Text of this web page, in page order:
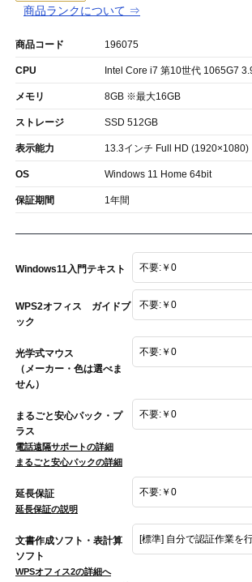
商品ランクについて ⇒
商品コード 196075
CPU Intel Core i7 第10世代 1065G7
メモリ 8GB ※最大16GB
ストレージ SSD 512GB
表示能力 13.3インチ Full HD (1920×1080)
OS Windows 11 Home 64bit
保証期間 1年間
Windows11入門テキスト
WPS2オフィス ガイドブ
ック
光学式マウス
（メーカー・色は選べま
せん）
まるごと安心パック・プ
ラス
電話遠隔サポートの詳細
まるごと安心パックの詳細
延長保証
延長保証の説明
文書作成ソフト・表計算
ソフト
WPSオフィス2の詳細へ